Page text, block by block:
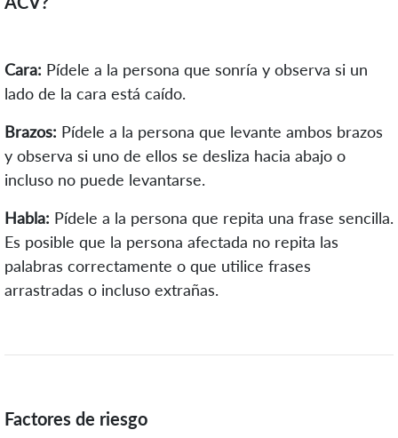
Cara: Pídele a la persona que sonría y observa si un
lado de la cara está caído.
Brazos: Pídele a la persona que levante ambos brazos
y observa si uno de ellos se desliza hacia abajo o
incluso no puede levantarse.
Habla: Pídele a la persona que repita una frase sencilla.
Es posible que la persona afectada no repita las
palabras correctamente o que utilice frases
arrastradas o incluso extrañas.
Factores de riesgo